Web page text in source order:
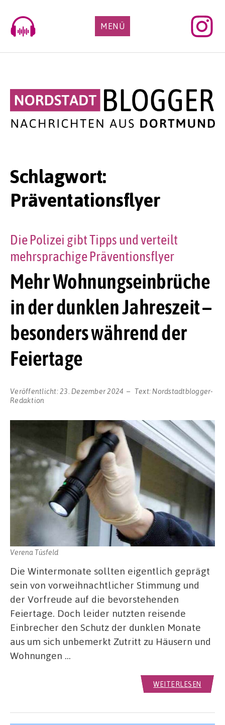
content
MENÜ
Schlagwort:
Präventationsflyer
Mehr Wohnungseinbrüche
in der dunklen Jahreszeit –
besonders während der
Feiertage
Die Polizei gibt Tipps und verteilt
mehrsprachige Präventionsflyer
Veröffentlicht:23. Dezember 2024 Text: Nordstadtblogger-
Redaktion
Verena Tüsfeld
Die Wintermonate sollten eigentlich geprägt
sein von vorweihnachtlicher Stimmung und
der Vorfreude auf die bevorstehenden
Feiertage. Doch leider nutzten reisende
Einbrecher den Schutz der dunklen Monate
aus um sich unbemerkt Zutritt zu Häusern und
Wohnungen …
WEITERLESEN